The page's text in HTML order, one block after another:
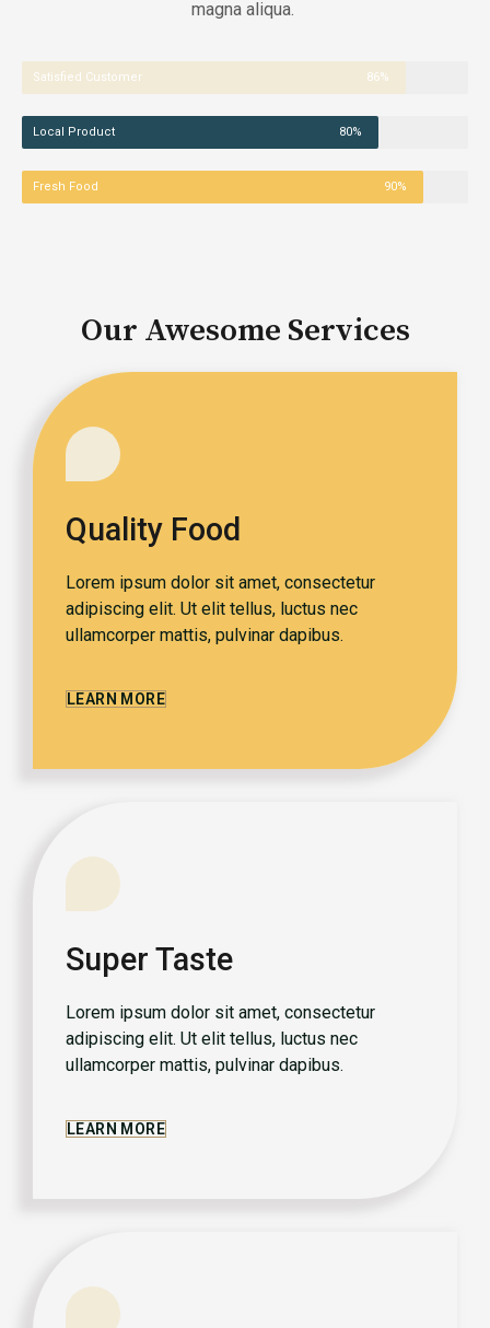
magna aliqua.
Satisfied Customer 86%
Local Product 80%
Fresh Food 90%
Our Awesome Services
Quality Food
Lorem ipsum dolor sit amet, consectetur
adipiscing elit. Ut elit tellus, luctus nec
ullamcorper mattis, pulvinar dapibus.
LEARN MORE
Super Taste
Lorem ipsum dolor sit amet, consectetur
adipiscing elit. Ut elit tellus, luctus nec
ullamcorper mattis, pulvinar dapibus.
LEARN MORE